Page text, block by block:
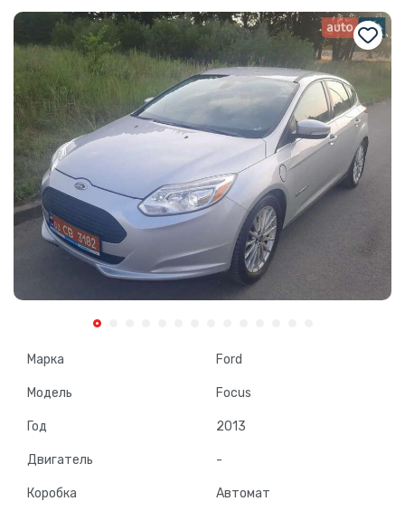
Марка Ford
Модель Focus
Год 2013
Двигатель -
Коробка Автомат